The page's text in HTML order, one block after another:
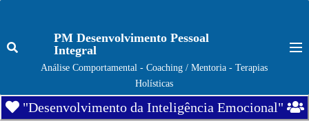
o
PM Desenvolvimento Pessoal
Integral
Análise Comportamental - Coaching / Mentoria - Terapias
Holísticas
"Desenvolvimento da Inteligência Emocional"